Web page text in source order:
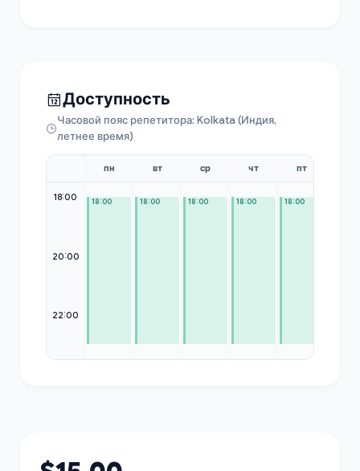
Доступность
Часовой пояс репетитора: Kolkata (Индия,
летнее время)
18:00
20:00
22:00
пн
18:00
вт
18:00
ср
18:00
чт
18:00
пт
18:00